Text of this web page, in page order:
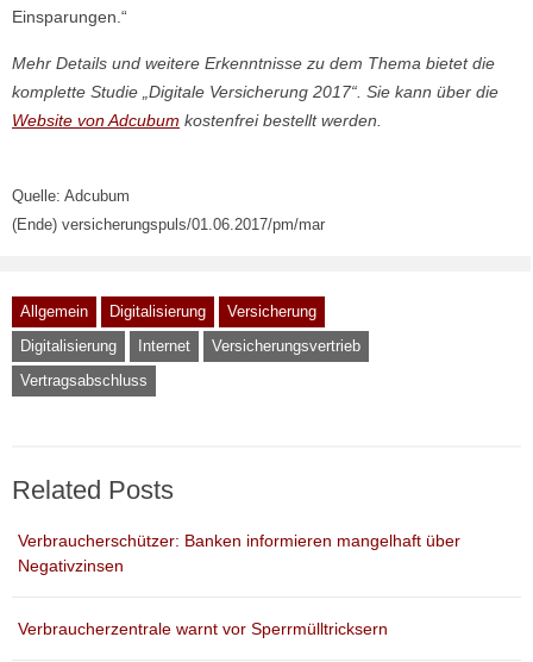
Einsparungen.“
Mehr Details und weitere Erkenntnisse zu dem Thema bietet die
komplette Studie „Digitale Versicherung 2017“. Sie kann über die
Website von Adcubum kostenfrei bestellt werden.
Quelle: Adcubum
(Ende) versicherungspuls/01.06.2017/pm/mar
Allgemein Digitalisierung
Versicherung
Digitalisierung
Internet
Versicherungsvertrieb
Vertragsabschluss
Related Posts
Verbraucherschützer: Banken informieren mangelhaft über
Negativzinsen
Verbraucherzentrale warnt vor Sperrmülltricksern